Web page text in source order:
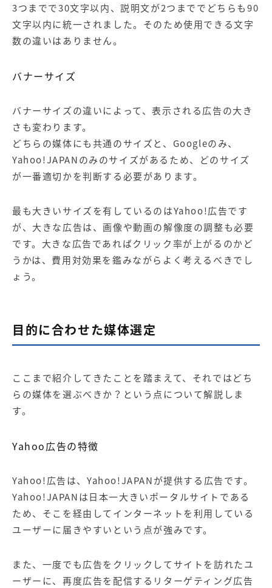
3つまでで30文字以内、説明文が2つまででどちらも90
文字以内に統一されました。そのため使用できる文字
数の違いはありません。
バナーサイズ
バナーサイズの違いによって、表示される広告の大き
さも変わります。
どちらの媒体にも共通のサイズと、Googleのみ、
Yahoo!JAPANのみのサイズがあるため、どのサイズ
が一番適切かを判断する必要があります。
最も大きいサイズを有しているのはYahoo!広告です
が、大きな広告は、画像や動画の解像度の調整も必要
です。大きな広告であればクリック率が上がるのかど
うかは、費用対効果を鑑みながらよく考えるべきでし
ょう。
目的に合わせた媒体選定
ここまで紹介してきたことを踏まえて、それではどち
らの媒体を選ぶべきか？という点について解説しま
す。
Yahoo広告の特徴
Yahoo!広告は、Yahoo!JAPANが提供する広告です。
Yahoo!JAPANは日本一大きいポータルサイトである
ため、そこを経由してインターネットを利用している
ユーザーに届きやすいという点が強みです。
また、一度でも広告をクリックしてサイトを訪れたユ
ーザーに、再度広告を配信するリターゲティング広告